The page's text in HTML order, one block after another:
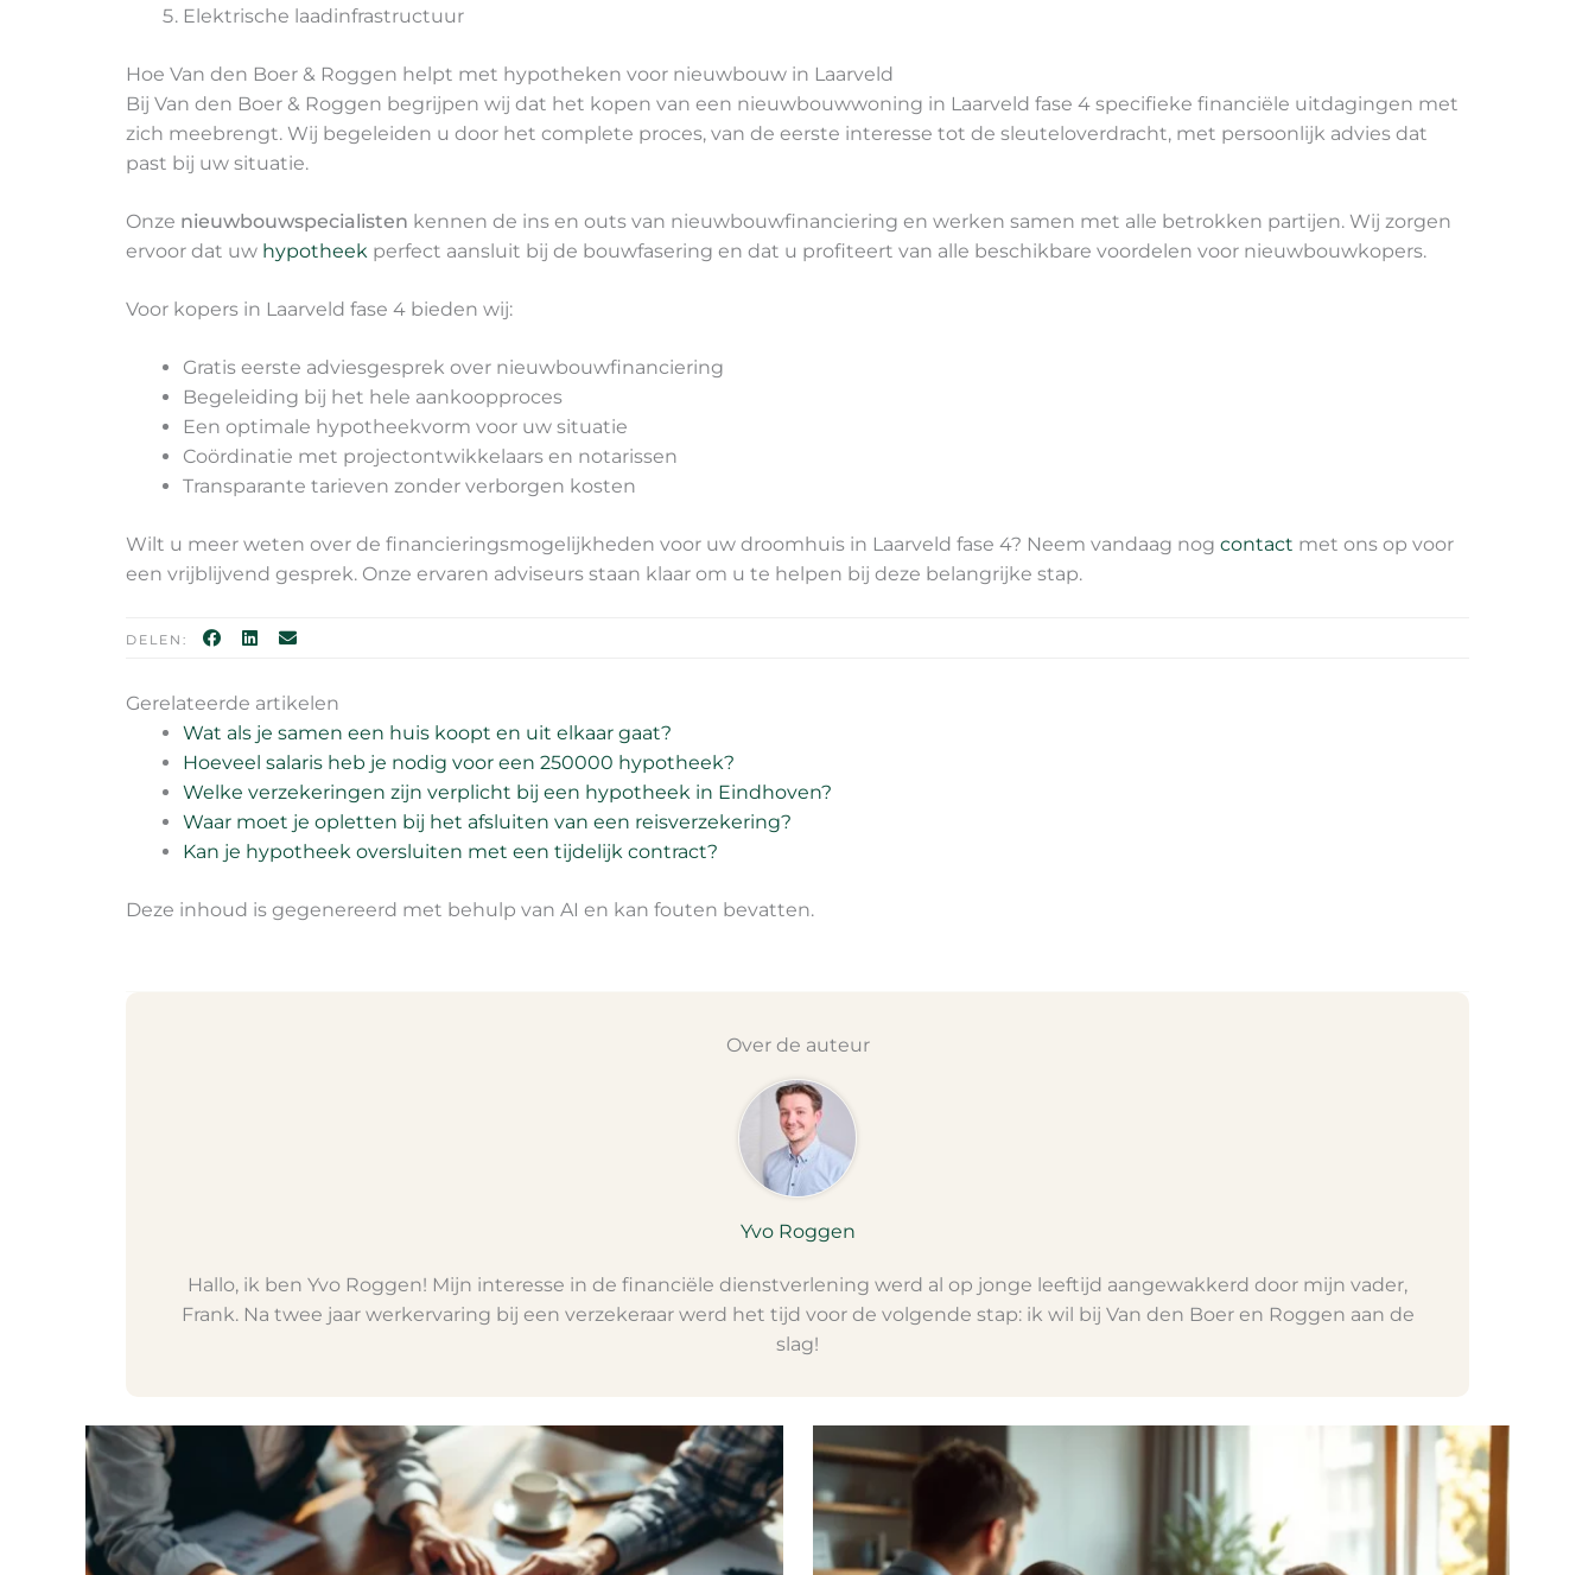
Elektrische laadinfrastructuur
Hoe Van den Boer & Roggen helpt met hypotheken voor nieuwbouw in Laarveld
Bij Van den Boer & Roggen begrijpen wij dat het kopen van een nieuwbouwwoning in Laarveld fase 4 specifieke financiële uitdagingen met
zich meebrengt. Wij begeleiden u door het complete proces, van de eerste interesse tot de sleuteloverdracht, met persoonlijk advies dat
past bij uw situatie.
Onze nieuwbouwspecialisten kennen de ins en outs van nieuwbouwfinanciering en werken samen met alle betrokken partijen. Wij zorgen
ervoor dat uw hypotheek perfect aansluit bij de bouwfasering en dat u profiteert van alle beschikbare voordelen voor nieuwbouwkopers.
Voor kopers in Laarveld fase 4 bieden wij:
Gratis eerste adviesgesprek over nieuwbouwfinanciering
Begeleiding bij het hele aankoopproces
Een optimale hypotheekvorm voor uw situatie
Coördinatie met projectontwikkelaars en notarissen
Transparante tarieven zonder verborgen kosten
Wilt u meer weten over de financieringsmogelijkheden voor uw droomhuis in Laarveld fase 4? Neem vandaag nogcontact met ons op voor
een vrijblijvend gesprek. Onze ervaren adviseurs staan klaar om u te helpen bij deze belangrijke stap.
DELEN:
Gerelateerde artikelen
Wat als je samen een huis koopt en uit elkaar gaat?
Hoeveel salaris heb je nodig voor een 250000 hypotheek?
Welke verzekeringen zijn verplicht bij een hypotheek in Eindhoven?
Waar moet je opletten bij het afsluiten van een reisverzekering?
Kan je hypotheek oversluiten met een tijdelijk contract?
Deze inhoud is gegenereerd met behulp van AI en kan fouten bevatten.
Over de auteur
Yvo Roggen
Hallo, ik ben Yvo Roggen! Mijn interesse in de financiële dienstverlening werd al op jonge leeftijd aangewakkerd door mijn vader,
Frank. Na twee jaar werkervaring bij een verzekeraar werd het tijd voor de volgende stap: ik wil bij Van den Boer en Roggen aan de
slag!